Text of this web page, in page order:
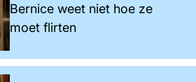
Bernice weet niet hoe ze
moet flirten